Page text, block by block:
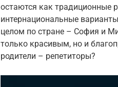
остаются как традиционные
интернациональные
целом по стране – София и
только красивым, но и
родители – репетиторы?